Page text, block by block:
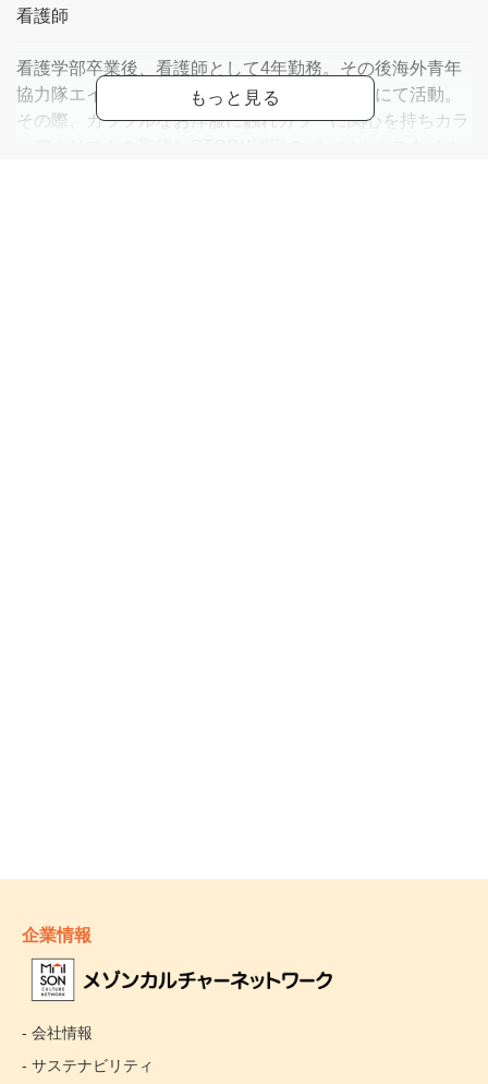
看護師
看護学部卒業後、看護師として4年勤務。その後海外青年
協力隊エイズ対策員として1年ザンビア共和国にて活動。
その際、カラフルなお洋服に触れカラーに関心を持ちカラ
企業情報
- 会社情報
- サステナビリティ